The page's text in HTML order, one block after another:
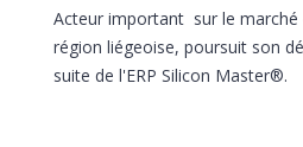
Acteur important sur le marché
région liégeoise, poursuit son
suite de l'ERP Silicon Master®.